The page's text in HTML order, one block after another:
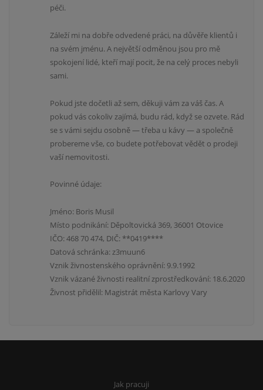
péči.
Záleží mi na dobře odvedené práci, na důvěře klientů i
na svém jménu. A největší odměnou jsou pro mě
spokojení lidé, kteří mají pocit, že na celý proces nebyli
sami.
Pokud jste dočetli až sem, děkuji vám za váš čas. A
pokud vás cokoliv zajímá, budu rád, když se ozvete. Rád
se s vámi sejdu osobně — třeba u kávy — a společně
probereme vše, co budete potřebovat vědět o prodeji
vaší nemovitosti.
Povinné údaje:
Jméno: Boris Musil
Místo podnikání: Děpoltovická 369, 36001 Otovice
IČO: 468 70 474, DIČ: **0419****
Datová schránka: z3muun6
Vznik živnostenského oprávnění: 9.9.1992
Vznik vázané živnosti realitní zprostředkování: 18.6.2020
Živnost přidělil: Magistrát města Karlovy Vary
Jak pracuji